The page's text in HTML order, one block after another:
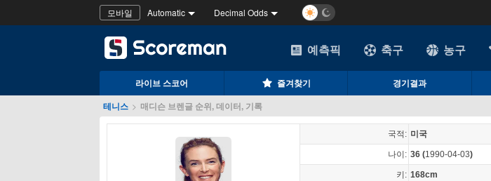
모바일 Automatic Decimal Odds
예측픽 축구 농구
라이브 스코어 즐겨찾기 경기결과
테니스 > 매디슨 브렌글 순위, 데이터, 기록
국적: 미국
나이: 36 (1990-04-03)
키: 168cm